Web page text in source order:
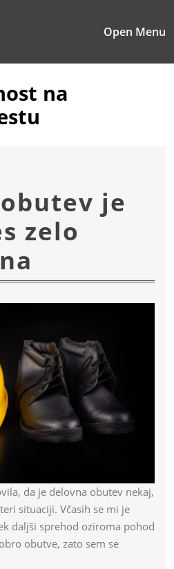
Open Menu
na
je
zelo
obutev
včasih
res
zelo
situaciji. Včasih se mi je
daljši sprehod oziroma pohod
obutve, zato sem se